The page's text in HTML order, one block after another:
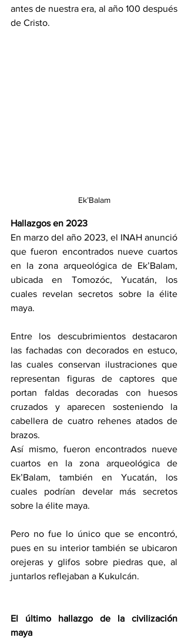
antes de nuestra era, al año 100 después
de Cristo.
Ek’Balam
Hallazgos en 2023
En marzo del año 2023, el INAH anunció
que fueron encontrados nueve cuartos
en la zona arqueológica de Ek’Balam,
ubicada en Tomozóc, Yucatán, los
cuales revelan secretos sobre la élite
maya.
Entre los descubrimientos destacaron
las fachadas con decorados en estuco,
las cuales conservan ilustraciones que
representan figuras de captores que
portan faldas decoradas con huesos
cruzados y aparecen sosteniendo la
cabellera de cuatro rehenes atados de
brazos.
Así mismo, fueron encontrados nueve
cuartos en la zona arqueológica de
Ek’Balam, también en Yucatán, los
cuales podrían develar más secretos
sobre la élite maya.
Pero no fue lo único que se encontró,
pues en su interior también se ubicaron
orejeras y glifos sobre piedras que, al
juntarlos reflejaban a Kukulcán.
El último hallazgo de la civilización
maya